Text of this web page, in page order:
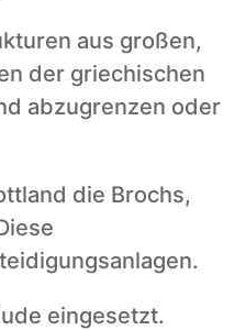
aus großen,
der griechischen
abzugrenzen oder
die Brochs,
eingesetzt.